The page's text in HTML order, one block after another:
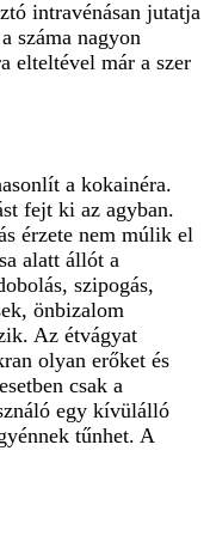
intravénásan jutatja
száma nagyon
elteltével már a szer
a kokainéra.
fejt ki az agyban.
érzete nem múlik el
alatt állót a
szipogás,
önbizalom
Az étvágyat
olyan erőket és
csak a
egy kívülálló
tűnhet. A